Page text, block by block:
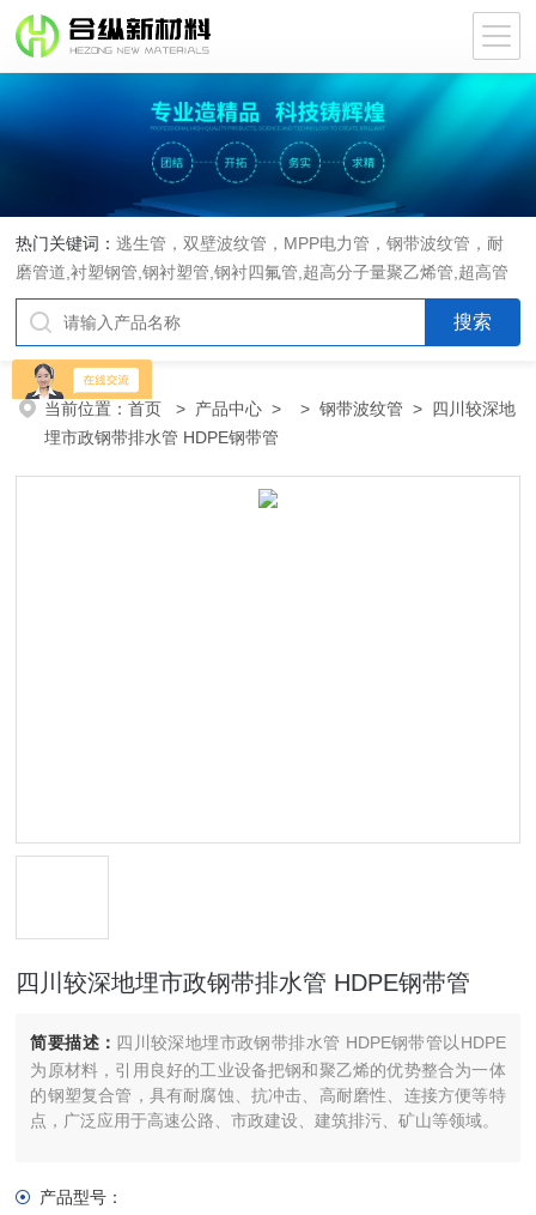
热门关键词：逃生管，双壁波纹管，MPP电力管，钢带波纹管，耐
磨管道,衬塑钢管,钢衬塑管,钢衬四氟管,超高分子量聚乙烯管,超高管
当前位置：首页 > 产品中心 > >钢带波纹管 > 四川较深地
埋市政钢带排水管 HDPE钢带管
四川较深地埋市政钢带排水管 HDPE钢带管
简要描述： 四川较深地埋市政钢带排水管 HDPE钢带管以HDPE
为原材料，引用良好的工业设备把钢和聚乙烯的优势整合为一体
的钢塑复合管，具有耐腐蚀、抗冲击、高耐磨性、连接方便等特
点，广泛应用于高速公路、市政建设、建筑排污、矿山等领域。
产品型号：